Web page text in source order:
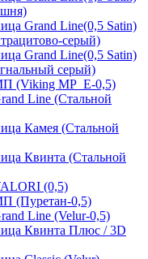
Grand Line(0,5 Satin)
серый)
Grand Line(0,5 Satin)
серый)
(Viking MP_E-0,5)
Line (Стальной
Камея (Стальной
Квинта (Стальной
(0,5)
(Пуретан-0,5)
Line (Velur-0,5)
Квинта Плюс / 3D